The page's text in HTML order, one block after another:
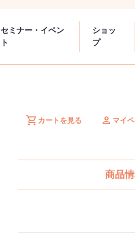
セミナー・イベン
ト
ショッ
プ
shopping_cart カートを見る person マイ
商品